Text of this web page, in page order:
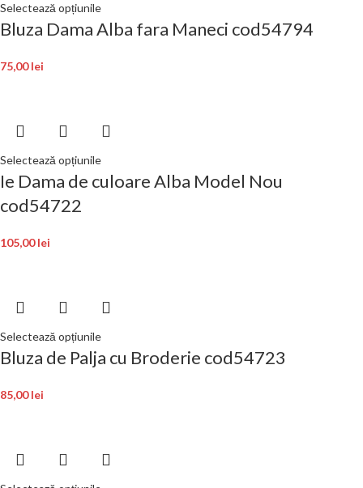
Selectează opțiunile
Bluza Dama Alba fara Maneci cod54794
75,00lei
Selectează opțiunile
Ie Dama de culoare Alba Model Nou
cod54722
105,00lei
Selectează opțiunile
Bluza de Palja cu Broderie cod54723
85,00lei